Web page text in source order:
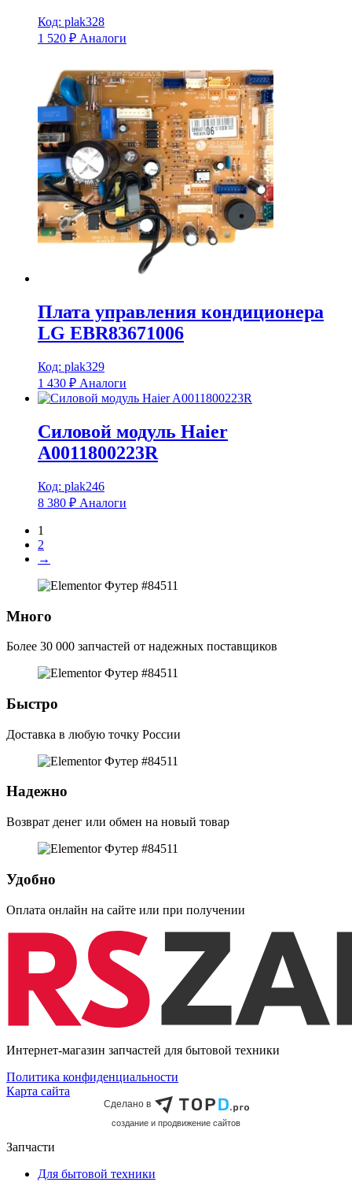
Код: plak328
1 520 ₽ Аналоги
Плата управления кондиционера
LG EBR83671006
Код: plak329
1 430 ₽ Аналоги
Силовой модуль Haier
A0011800223R
Код: plak246
8 380 ₽ Аналоги
1
2
→
Много
Более 30 000 запчастей от надежных поставщиков
Быстро
Доставка в любую точку России
Надежно
Возврат денег или обмен на новый товар
Удобно
Оплата онлайн на сайте или при получении
Интернет-магазин запчастей для бытовой техники
Политика конфиденциальности
Карта сайта
Сделано в
cоздание и продвижение сайтов
Запчасти
Для бытовой техники